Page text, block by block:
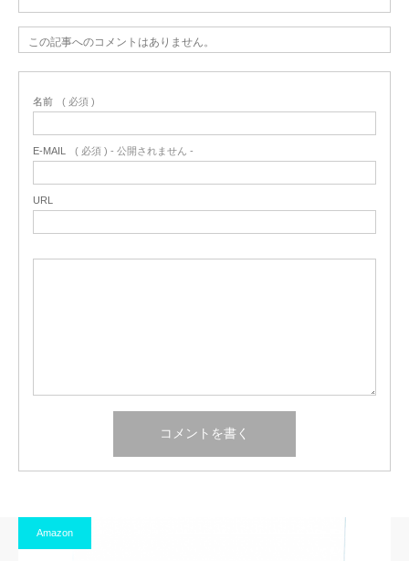
この記事へのコメントはありません。
名前 ( 必須 )
E-MAIL ( 必須 ) - 公開されません -
URL
Amazon